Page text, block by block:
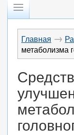
Главная →
метаболизма